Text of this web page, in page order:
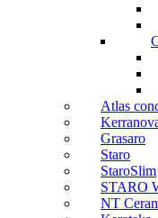
Atlas
Grasaro
Staro
StaroSlim
STARO
NT